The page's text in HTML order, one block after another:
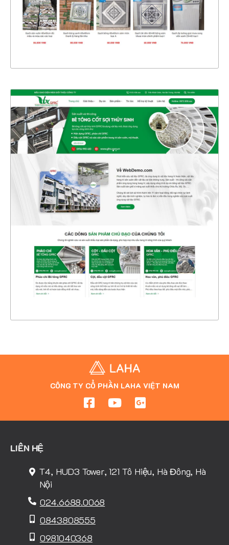
CHI TIẾT
XEM THỰC TẾ
47414
CHI TIẾT
XEM THỰC TẾ
CÔNG TY CỔ PHẦN LAHA VIỆT NAM
LIÊN HỆ
T4, HUD3 Tower, 121 Tô Hiệu, Hà Đông, Hà
Nội
024.6688.0068
0843808555
0981040368